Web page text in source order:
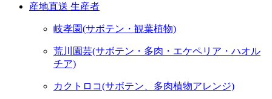
産地直送 生産者
岐孝園(サボテン・観葉植物)
荒川園芸(サボテン・多肉・エケペリア・ハオル
チア)
カクトロコ(サボテン、多肉植物アレンジ)